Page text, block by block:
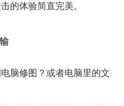
的体验简直完美。
脑修图？或者电脑里的文